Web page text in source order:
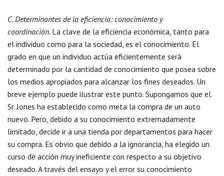
C. Determinantes de la eficiencia: conocimiento y
coordinación. La clave de la eficiencia económica, tanto para
el individuo como para la sociedad, es el conocimiento. El
grado en que un individuo actúa eficientemente será
determinado por la cantidad de conocimiento que posea sobre
los medios apropiados para alcanzar los fines deseados. Un
breve ejemplo puede ilustrar este punto. Supongamos que el
Sr. Jones ha establecido como meta la compra de un auto
nuevo. Pero, debido a su conocimiento extremadamente
limitado, decide ir a una tienda por departamentos para hacer
su compra. Es obvio que debido a la ignorancia, ha elegido un
curso de acción muy ineficiente con respecto a su objetivo
deseado. A través del ensayo y el error su conocimiento